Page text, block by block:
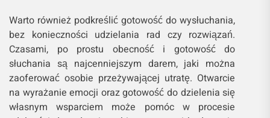
Warto również podkreślić gotowość do wysłuchania,
bez konieczności udzielania rad czy rozwiązań.
Czasami, po prostu obecność i gotowość do
słuchania są najcenniejszym darem, jaki można
zaoferować osobie przeżywającej utratę. Otwarcie
na wyrażanie emocji oraz gotowość do dzielenia się
własnym wsparciem może pomóc w procesie